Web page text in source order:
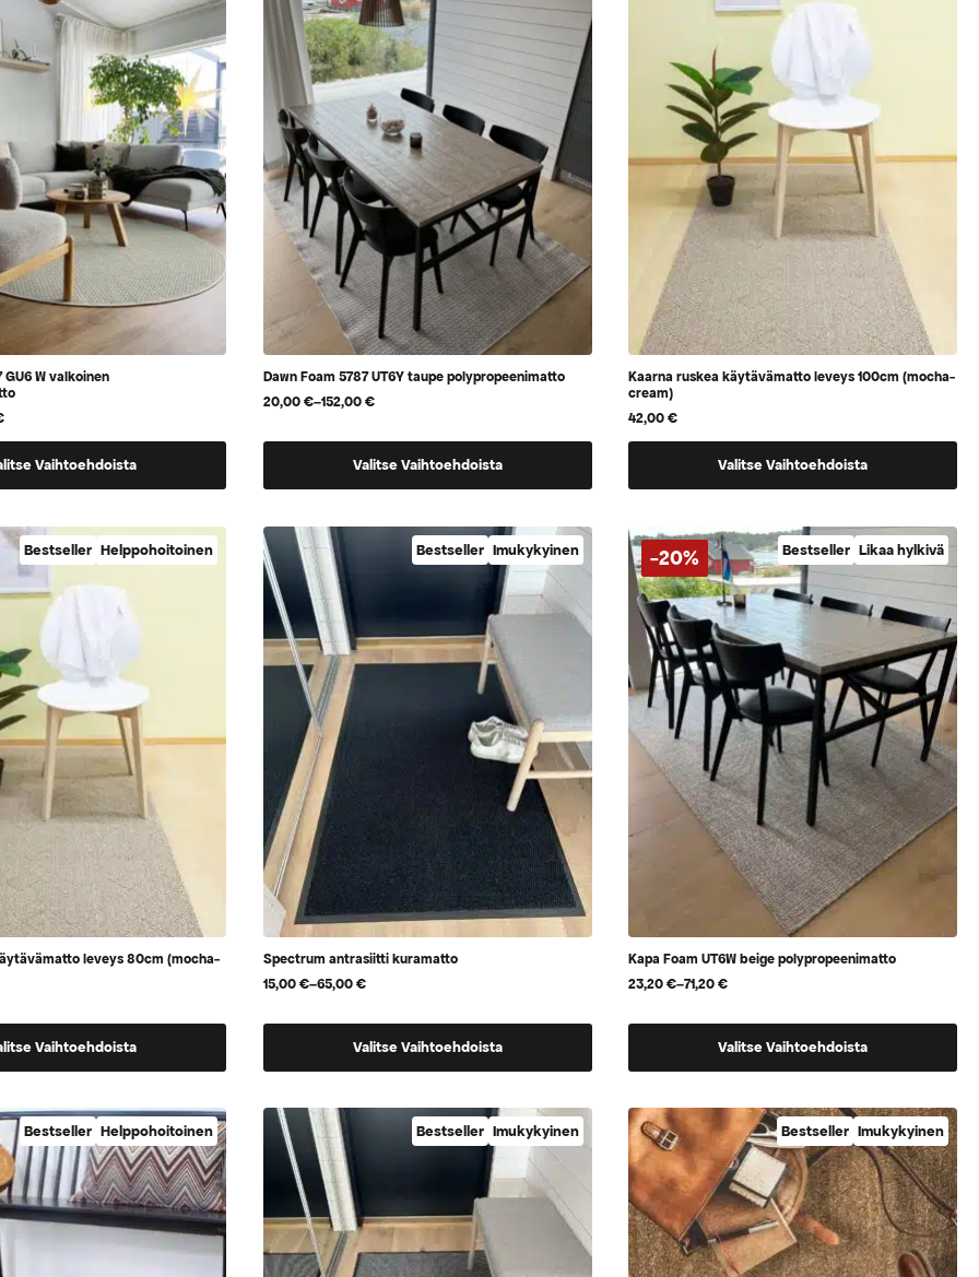
Voit
tehdä
valinnat
tuotteen
sivulla.
tuotteen
sivulla
GU6 W valkoinen
Vaihtoehdoista
Dawn Foam 5787 UT6Y taupe polypropeenimatto
20,00€–152,00€
Hintaluokka:
-
Valitse Vaihtoehdoista
tuotteella
useampi
muunnelma.
Voit
tehdä
valinnat
tuotteen
sivulla.
Kaarna ruskea käytävämatto leveys 100cm (mocha-
cream)
42,00€
Valitse Vaihtoehdoista
tuotteella
vaihtoehtoja,
jotka
voidaan
valita
tuotteen
sivulla
Bestseller Helppohoitoinen
leveys 80cm (mocha-
Vaihtoehdoista
Bestseller Imukykyinen
Spectrum antrasiitti kuramatto
15,00€–65,00€
Hintaluokka:
-
Valitse Vaihtoehdoista
tuotteella
useampi
muunnelma.
Voit
tehdä
valinnat
tuotteen
-20% Bestseller Likaa hylkivä
Kapa Foam UT6W beige polypropeenimatto
23,20€–71,20€
Hintaluokka:
-
Valitse Vaihtoehdoista
tuotteella
useampi
muunnelma.
Voit
tehdä
valinnat
tuotteen
Bestseller Helppohoitoinen Bestseller Imukykyinen Bestseller Imukykyinen